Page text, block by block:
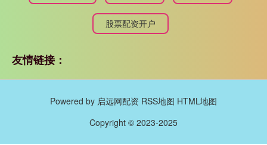
股票配资开户
友情链接：
Powered by 启远网配资 RSS地图 HTML地图
Copyright © 2023-2025